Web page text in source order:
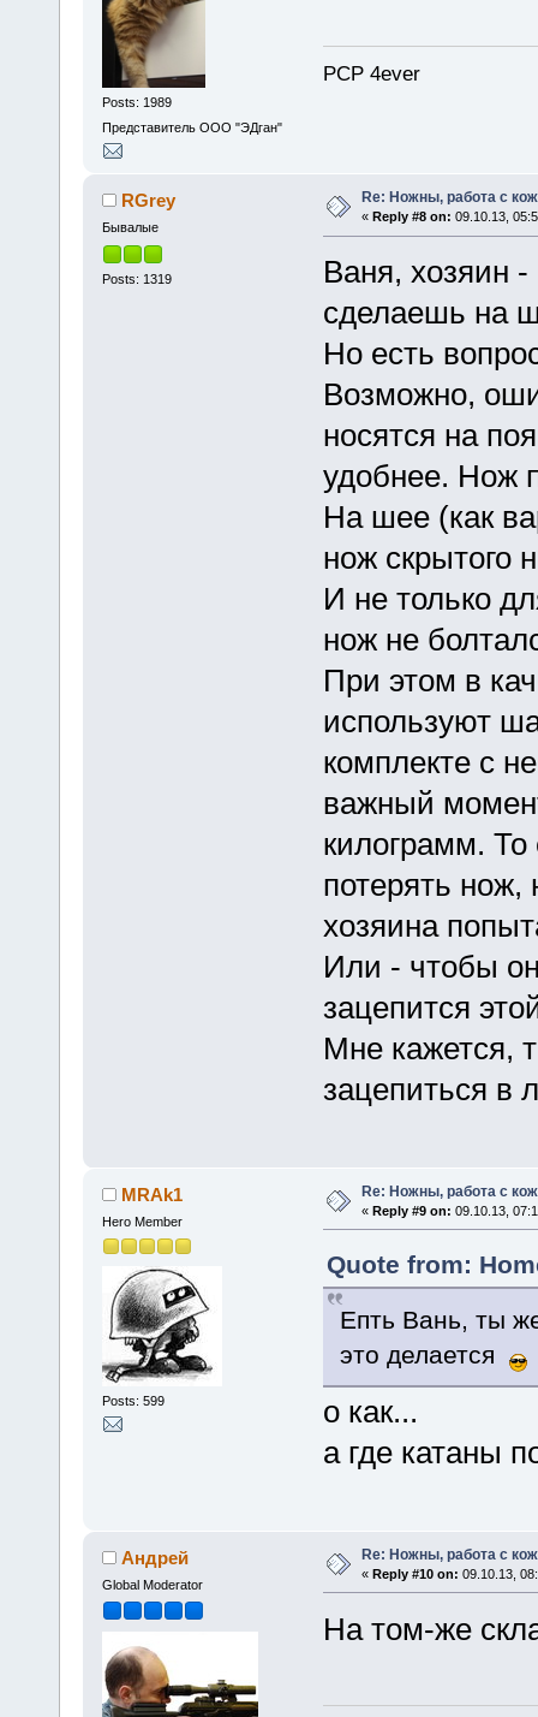
Posts: 1989
Представитель ООО "ЭДган"
PCP 4ever
RGrey
Бывалые
Posts: 1319
Re: Ножны, работа с
« Reply #8 on: 09.10.13,
Ваня, хозяин
сделаешь на
Но есть
Возможно,
носятся на
удобнее. Нож
На шее (как
нож скрытого
И не только
нож не
При этом в
используют
комплекте с
важный
килограмм. То
потерять нож,
хозяина
Или - чтобы
зацепится
Мне кажется,
зацепиться в
MRAk1
Hero Member
Posts: 599
Re: Ножны, работа с
« Reply #9 on: 09.10.13,
Quote from:
Епть Вань, ты
это делается
о как...
а где катаны
Андрей
Global Moderator
Re: Ножны, работа с
« Reply #10 on: 09.10.13,
На том-же